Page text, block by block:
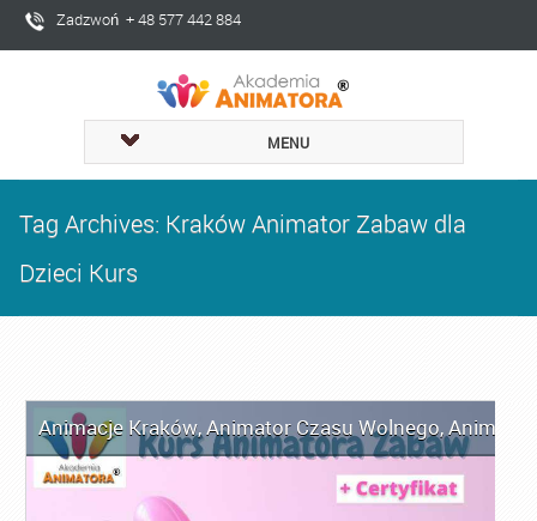
Zadzwoń + 48 577 442 884
MENU
Tag Archives: Kraków Animator Zabaw dla
Dzieci Kurs
Animacje Kraków,Animator Czasu Wolnego,